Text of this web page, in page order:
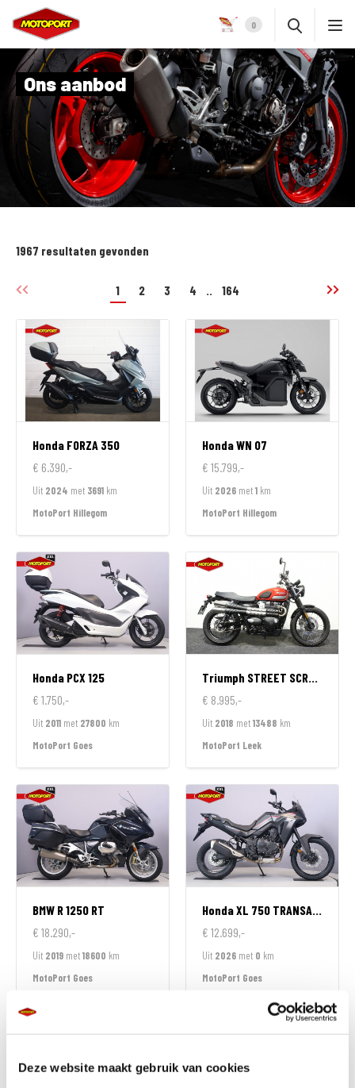
Deze website maakt gebruik van cookies
0
Ons aanbod
1967 resultaten gevonden
1 2 3 4 .. 164
Honda FORZA 350
€ 6.390,-
Uit 2024 met 3691 km
MotoPort Hillegom
HondaWN 07
€ 15.799,-
Uit 2026 met1 km
MotoPort Hillegom
Honda PCX 125
€ 1.750,-
Uit 2011 met 27800 km
MotoPort Goes
Triumph STREET SCRAMBLER 900
€ 8.995,-
Uit 2018 met13488 km
MotoPort Leek
BMW R 1250 RT
€ 18.290,-
Uit 2019 met18600 km
MotoPort Goes
HondaXL 750 TRANSALP
€ 12.699,-
Uit 2026 met 0 km
MotoPort Goes